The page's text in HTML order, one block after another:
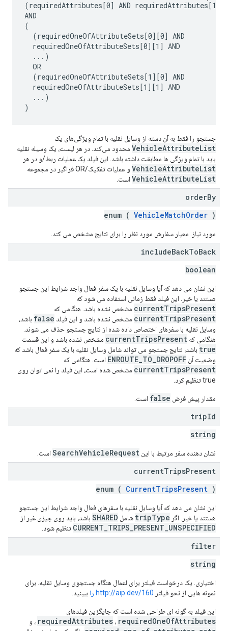
(requiredAttributes[0] AND requiredAttributes[1]
AND
(
  (requiredOneOfAttributeSets[0][0] AND
  requiredOneOfAttributeSets[0][1] AND
  ...)
  OR
  (requiredOneOfAttributeSets[1][0] AND
  requiredOneOfAttributeSets[1][1] AND
  ...)
جستجو را فقط به آن دسته از وسایل نقلیه با تمام ویژگی‌های یک
VehicleAttributeList محدود می‌کند. در هر لیست، یک وسیله نقلیه
باید با تمام ویژگی ها مطابقت داشته باشد. این فیلد یک عملیات ربط/و در هر
VehicleAttributeList و عملیات تفکیک/OR فراگیر در مجموعه
VehicleAttributeList است.
orderBy
enum ( VehicleMatchOrder )
مورد نیاز. معیار سفارش مورد نظر را برای نتایج مشخص می کند.
includeBackToBack
boolean
این نشان می دهد که آیا وسایل نقلیه با یک سفر فعال واجد شرایط این جستجو
هستند یا خیر. این فیلد فقط زمانی استفاده می شود که
currentTripsPresent مشخص نشده باشد. هنگامی که
currentTripsPresent مشخص نشده باشد و این فیلد false باشد،
وسایل نقلیه با سفرهای اختصاص داده شده از نتایج جستجو حذف می شوند.
هنگامی که currentTripsPresent مشخص نشده باشد و این قسمت
true باشد، نتایج جستجو می تواند شامل وسایل نقلیه با یک سفر فعال باشد که
وضعیت آن ENROUTE_TO_DROPOFF است. هنگامی که
currentTripsPresent مشخص شده است، این فیلد را نمی توان روی
true تنظیم کرد.
مقدار پیش فرض false است.
tripId
string
نشان دهنده سفر مرتبط با این SearchVehicleRequest است.
currentTripsPresent
enum ( CurrentTripsPresent )
این نشان می دهد که آیا وسایل نقلیه با سفرهای فعال واجد شرایط این جستجو
هستند یا خیر. اگر tripType شامل SHARED باشد، باید روی چیزی غیر از
CURRENT_TRIPS_PRESENT_UNSPECIFIED تنظیم شود.
filter
string
اختیاری. یک درخواست فیلتر برای اعمال هنگام جستجوی وسایل نقلیه. برای
نمونه هایی از نحو فیلتر http://aip.dev/160 را ببینید.
این فیلد به گونه ای طراحی شده است که جایگزین فیلدهای
requiredAttributes ، requiredOneOfAttributes ، و